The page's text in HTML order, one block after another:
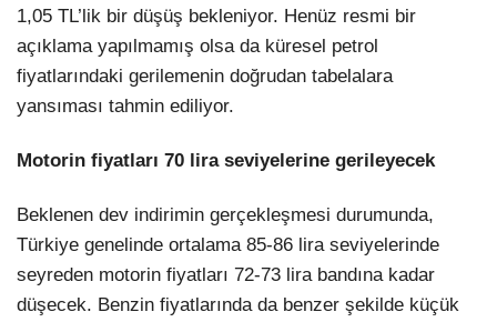
1,05 TL’lik bir düşüş bekleniyor. Henüz resmi bir
açıklama yapılmamış olsa da küresel petrol
fiyatlarındaki gerilemenin doğrudan tabelalara
yansıması tahmin ediliyor.
Motorin fiyatları 70 lira seviyelerine gerileyecek
Beklenen dev indirimin gerçekleşmesi durumunda,
Türkiye genelinde ortalama 85-86 lira seviyelerinde
seyreden motorin fiyatları 72-73 lira bandına kadar
düşecek. Benzin fiyatlarında da benzer şekilde küçük